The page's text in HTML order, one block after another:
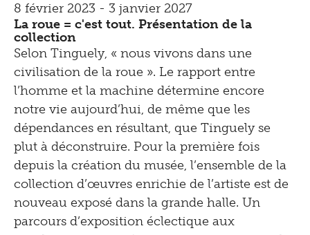
8 février 2023 - 3 janvier 2027
La roue = c'est tout. Présentation de la
collection
Selon Tinguely, « nous vivons dans une
civilisation de la roue ». Le rapport entre
l’homme et la machine détermine encore
notre vie aujourd’hui, de même que les
dépendances en résultant, que Tinguely se
plut à déconstruire. Pour la première fois
depuis la création du musée, l’ensemble de la
collection d’œuvres enrichie de l’artiste est de
nouveau exposé dans la grande halle. Un
parcours d’exposition éclectique aux